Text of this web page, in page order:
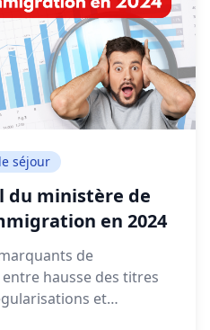
séjour
du ministère de
en 2024
de
hausse des titres
et